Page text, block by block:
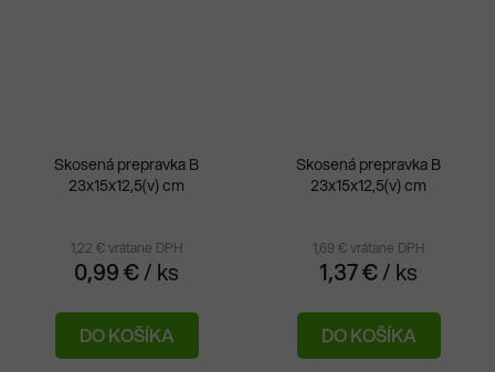
Skosená prepravka B
23x15x12,5(v) cm
1,22 € vrátane DPH
0,99 €/ ks
DO KOŠÍKA
Skosená prepravka B
23x15x12,5(v) cm
1,69 € vrátane DPH
1,37 €/ ks
DO KOŠÍKA